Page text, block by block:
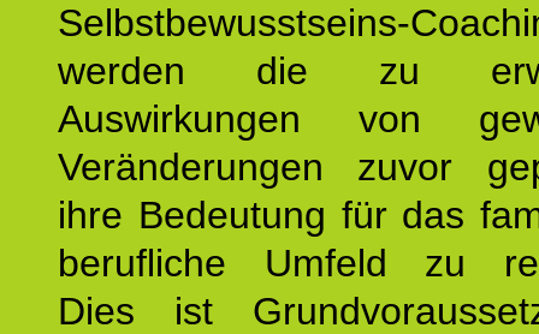
Selbstbewusstseins-
werden die zu
Auswirkungen von
Veränderungen zuvor
ihre Bedeutung für das
berufliche Umfeld zu
Dies ist